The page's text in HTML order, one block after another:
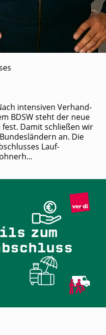
inten­si­ven Ver­hand­
BDSW steht der neue
Damit schlie­ßen wir
an. Die
Lauf­